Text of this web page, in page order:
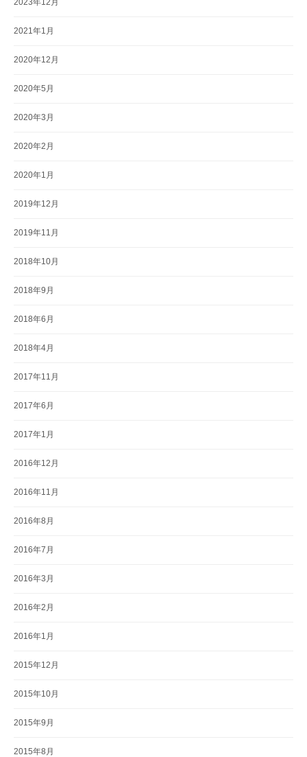
2021年1月
2020年12月
2020年5月
2020年3月
2020年2月
2020年1月
2019年12月
2019年11月
2018年10月
2018年9月
2018年6月
2018年4月
2017年11月
2017年6月
2017年1月
2016年12月
2016年11月
2016年8月
2016年7月
2016年3月
2016年2月
2016年1月
2015年12月
2015年10月
2015年9月
2015年8月